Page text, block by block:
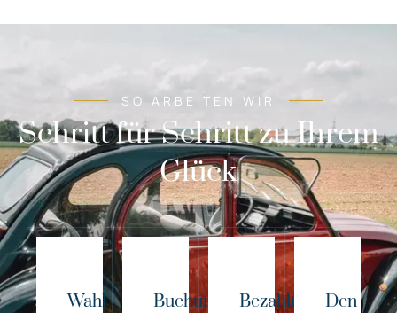
SO ARBEITEN WIR
Schritt für Schritt zu Ihrem
Glück
Wahl
Buchung
Bezahlung
Den